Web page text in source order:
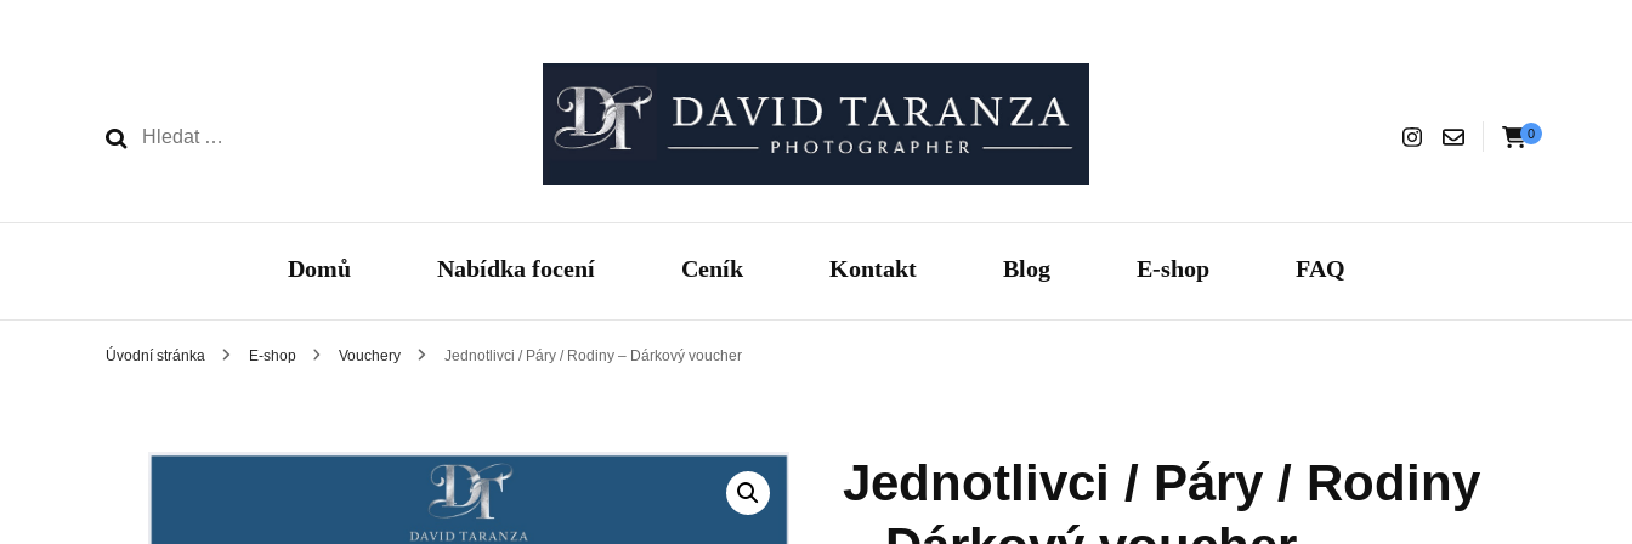
Vyhledávání
David Taranza
Fotograf pro chvíle, na kterých záleží.
0
Domů Nabídka focení Ceník Kontakt Blog E-shop FAQ
Úvodní stránka E-shop Vouchery Jednotlivci / Páry / Rodiny – Dárkový voucher
Jednotlivci / Páry / Rodiny